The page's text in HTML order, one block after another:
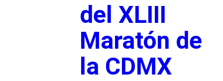
del XLIII
Maratón de
la CDMX